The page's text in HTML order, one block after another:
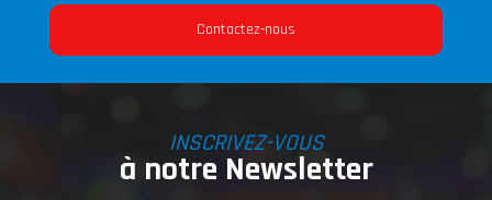
Contactez-nous
INSCRIVEZ-VOUS
à notre Newsletter